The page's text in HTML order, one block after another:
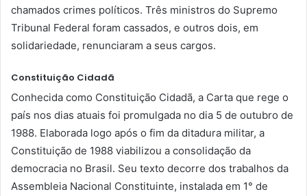
chamados crimes políticos. Três ministros do Supremo
Tribunal Federal foram cassados, e outros dois, em
solidariedade, renunciaram a seus cargos.
Constituição Cidadã
Conhecida como Constituição Cidadã, a Carta que rege o
país nos dias atuais foi promulgada no dia 5 de outubro de
1988. Elaborada logo após o fim da ditadura militar, a
Constituição de 1988 viabilizou a consolidação da
democracia no Brasil. Seu texto decorre dos trabalhos da
Assembleia Nacional Constituinte, instalada em 1° de